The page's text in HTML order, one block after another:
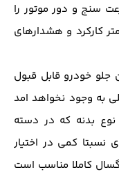
سنج و دور موتور را
کارکرد و هشدارهای
جلو خودرو قابل قبول
به وجود نخواهد امد
بدنه که در دسته
نسبتا کمی در اختیار
کاملا مناسب است